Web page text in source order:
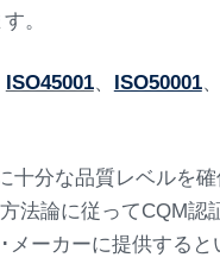
。
ISO45001、 ISO50001
分な品質レベルを
論に従ってCQM
ーカーに提供すると